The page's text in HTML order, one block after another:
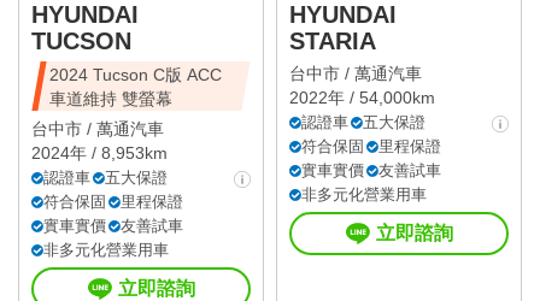
HYUNDAI
TUCSON
2024 Tucson C版 ACC
車道維持 雙螢幕
台中市 / 萬通汽車
2024年 / 8,953km
認證車
五大保證
符合保固
里程保證
實車實價
友善試車
非多元化營業用車
立即諮詢
HYUNDAI
STARIA
台中市 / 萬通汽車
2022年 / 54,000km
認證車
五大保證
符合保固
里程保證
實車實價
友善試車
非多元化營業用車
立即諮詢